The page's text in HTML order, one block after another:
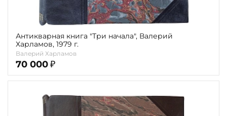
Антикварная книга "Три начала", Валерий
Харламов, 1979 г.
Валерий Харламов
70 000 ₽